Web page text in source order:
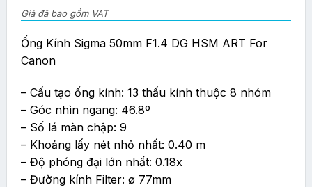
Giá đã bao gồm VAT
Ống Kính Sigma 50mm F1.4 DG HSM ART For
Canon
– Cấu tạo ống kính: 13 thấu kính thuộc 8 nhóm
– Góc nhìn ngang: 46.8º
– Số lá màn chập: 9
– Khoảng lấy nét nhỏ nhất: 0.40 m
– Độ phóng đại lớn nhất: 0.18x
– Đường kính Filter: ø 77mm